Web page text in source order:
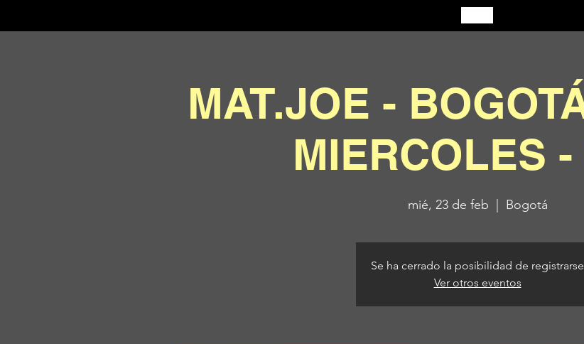
MAT.JOE -
MIERCOLES
mié, 23 de feb Bogotá
Se ha cerrado la posibilidad de registrarse
Ver otros eventos